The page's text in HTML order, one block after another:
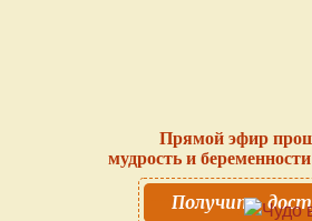
Прямой эфир
мудрость и
Получить